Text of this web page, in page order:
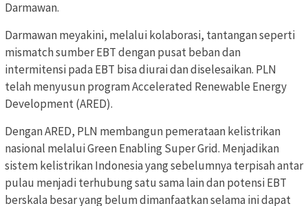
Darmawan.
Darmawan meyakini, melalui kolaborasi, tantangan seperti
mismatch sumber EBT dengan pusat beban dan
intermitensi pada EBT bisa diurai dan diselesaikan. PLN
telah menyusun program Accelerated Renewable Energy
Development (ARED).
Dengan ARED, PLN membangun pemerataan kelistrikan
nasional melalui Green Enabling Super Grid. Menjadikan
sistem kelistrikan Indonesia yang sebelumnya terpisah antar
pulau menjadi terhubung satu sama lain dan potensi EBT
berskala besar yang belum dimanfaatkan selama ini dapat